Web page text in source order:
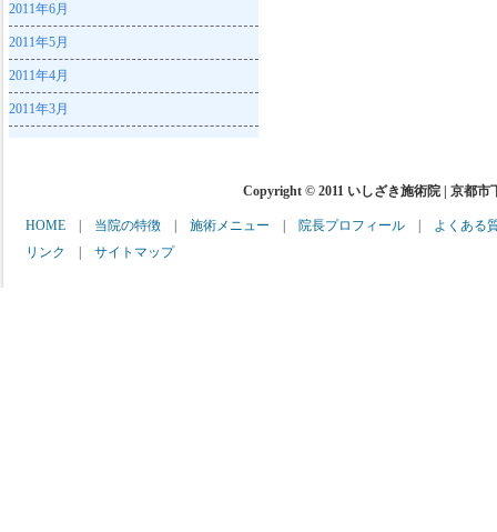
2011年6月
2011年5月
2011年4月
2011年3月
Copyright © 2011 いしざき施術院 | 京都
HOME 当院の特徴 施術メニュー 院長プロフィール
よくある
リンク
サイトマップ